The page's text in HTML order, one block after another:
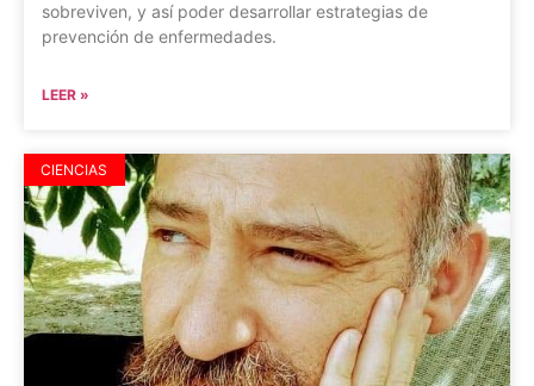
sobreviven, y así poder desarrollar estrategias de
prevención de enfermedades.
LEER »
CIENCIAS